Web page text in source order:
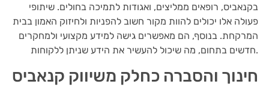
בקנאביס, רופאים ממליצים, ואגודות לתמיכה בחולים. שיתופי
פעולה אלו יכולים להוות מקור חשוב להפניות ולחיזוק האמון בבית
המרקחת. בנוסף, הם מאפשרים גישה למידע מקצועי ולמחקרים
חדשים בתחום, מה שיכול להעשיר את הידע שניתן ללקוחות.
חינוך והסברה כחלק משיווק קנאביס